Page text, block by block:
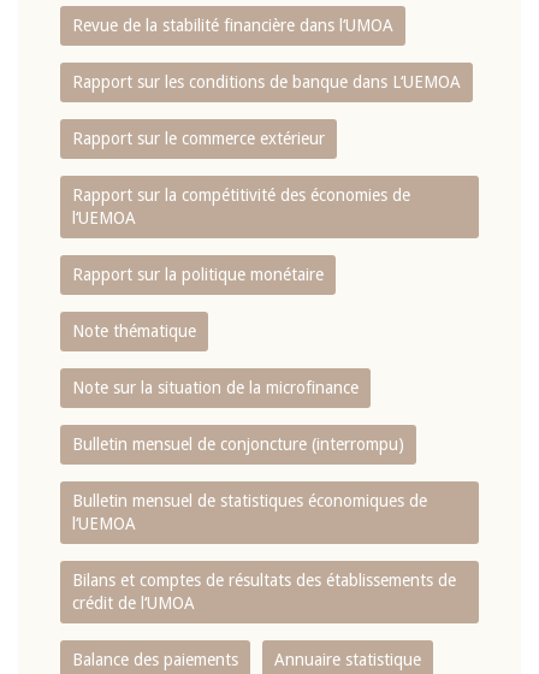
Revue de la stabilité financière dans l‘UMOA
Rapport sur les conditions de banque dans L‘UEMOA
Rapport sur le commerce extérieur
Rapport sur la compétitivité des économies de
l‘UEMOA
Rapport sur la politique monétaire
Note thématique
Note sur la situation de la microfinance
Bulletin mensuel de conjoncture (interrompu)
Bulletin mensuel de statistiques économiques de
l‘UEMOA
Bilans et comptes de résultats des établissements de
crédit de l‘UMOA
Balance des paiements Annuaire statistique